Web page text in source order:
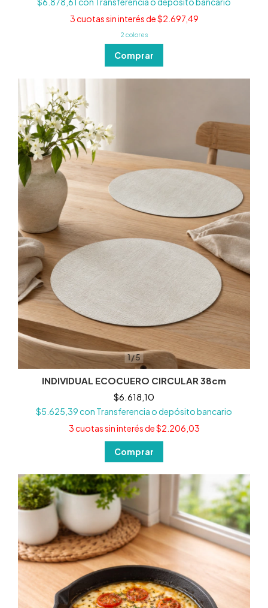
3cuotas sin interés de$2.697,49
2 colores
Comprar
1/5
INDIVIDUAL ECOCUERO CIRCULAR 38cm
$6.618,10
$5.625,39con Transferencia o depósito bancario
3cuotas sin interés de$2.206,03